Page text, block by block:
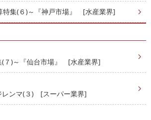
特集(６)～『神戸市場』 [水産業界]
(７)～『仙台市場』 [水産業界]
レンマ(３) [スーパー業界]